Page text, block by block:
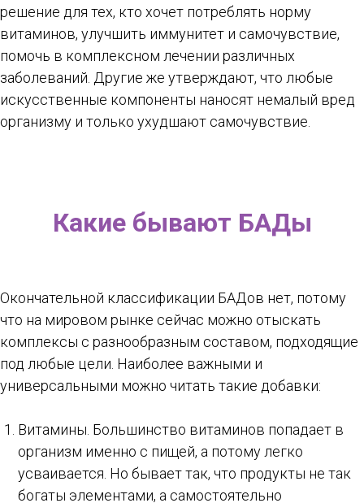
решение для тех, кто хочет потреблять норму
витаминов, улучшить иммунитет и самочувствие,
помочь в комплексном лечении различных
заболеваний. Другие же утверждают, что любые
искусственные компоненты наносят немалый вред
организму и только ухудшают самочувствие.
Какие бывают БАДы
Окончательной классификации БАДов нет, потому
что на мировом рынке сейчас можно отыскать
комплексы с разнообразным составом, подходящие
под любые цели. Наиболее важными и
универсальными можно читать такие добавки:
Витамины. Большинство витаминов попадает в
организм именно с пищей, а потому легко
усваивается. Но бывает так, что продукты не так
богаты элементами, а самостоятельно